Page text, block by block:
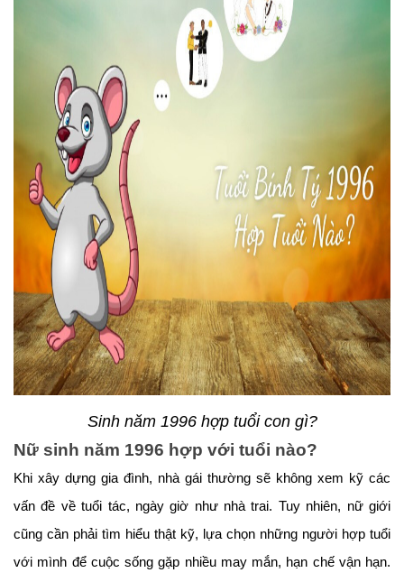
Sinh năm 1996 hợp tuổi con gì?
Nữ sinh năm 1996 hợp với tuổi nào?
Khi xây dựng gia đình, nhà gái thường sẽ không xem kỹ các
vấn đề về tuổi tác, ngày giờ như nhà trai. Tuy nhiên, nữ giới
cũng cần phải tìm hiểu thật kỹ, lựa chọn những người hợp tuổi
với mình để cuộc sống gặp nhiều may mắn, hạn chế vận hạn.